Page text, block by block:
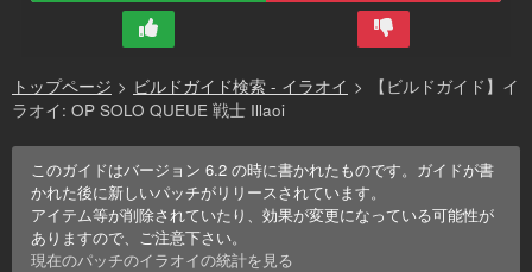
トップページ > ビルドガイド検索 - イラオイ >
【ビルドガイド】イ
ラオイ: OP SOLO QUEUE 戦士 Illaoi
このガイドはバージョン6.2 の時に書かれたものです。ガイドが書
かれた後に新しいパッチがリリースされています。
アイテム等が削除されていたり、効果が変更になっている可能性が
ありますので、ご注意下さい。
現在のパッチのイラオイの統計を見る